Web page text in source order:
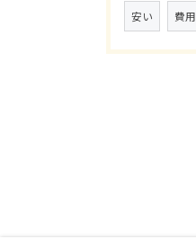
安い 費用